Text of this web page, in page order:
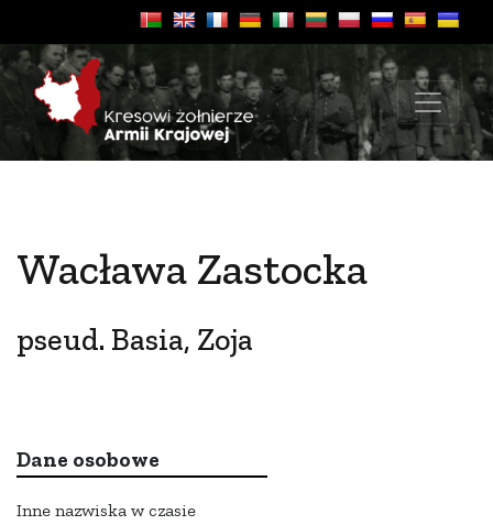
Wacława Zastocka
pseud. Basia, Zoja
Dane osobowe
Inne nazwiska w czasie